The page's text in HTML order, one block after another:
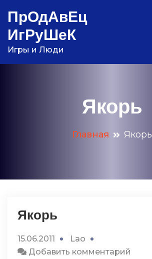
содержимому
ПрОдАвЕц
ИгРуШеК
Игры и Люди
Якорь
Главная Якорь
Якорь
15.06.2011
Lao
Добавить комментарий